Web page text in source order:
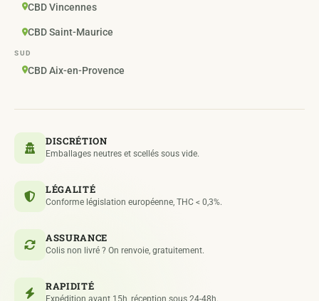
CBD Vincennes
CBD Saint-Maurice
SUD
CBD Aix-en-Provence
DISCRÉTION
Emballages neutres et scellés sous vide.
LÉGALITÉ
Conforme législation européenne, THC < 0,3%.
ASSURANCE
Colis non livré ? On renvoie, gratuitement.
RAPIDITÉ
Expédition avant 15h, réception sous 24-48h.